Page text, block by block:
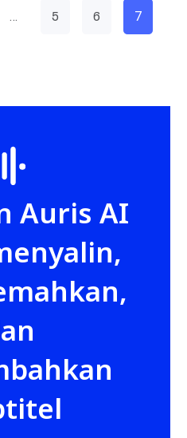
… 5 6 7
Auris AI